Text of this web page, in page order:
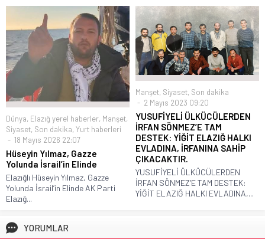
Dünya, Elazığ yerel haberler, Manşet,
Siyaset, Son dakika, Yurt haberleri
18 Mayıs 2026 22:07
Hüseyin Yılmaz, Gazze
Yolunda İsrail’in Elinde
Elazığlı Hüseyin Yılmaz, Gazze
Yolunda İsrail’in Elinde AK Parti
Elazığ...
Manşet, Siyaset, Son dakika
2 Mayıs 2023 09:20
YUSUFİYELİ ÜLKÜCÜLERDEN
İRFAN SÖNMEZ’E TAM
DESTEK: YİĞİT ELAZIĞ HALKI
EVLADINA, İRFANINA SAHİP
ÇIKACAKTIR.
YUSUFİYELİ ÜLKÜCÜLERDEN
İRFAN SÖNMEZ’E TAM DESTEK:
YİĞİT ELAZIĞ HALKI EVLADINA,...
YORUMLAR